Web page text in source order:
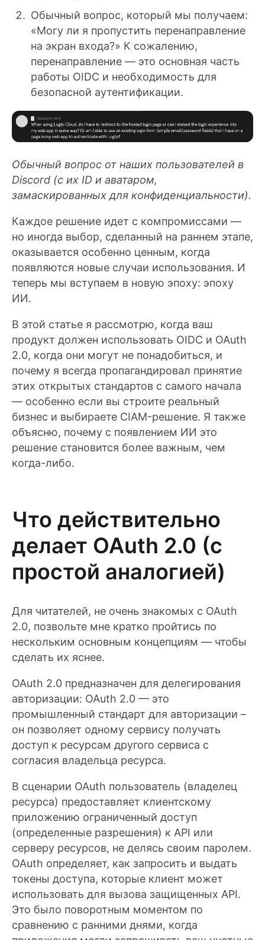
Обычный вопрос, который мы получаем:
«Могу ли я пропустить перенаправление
на экран входа?» К сожалению,
перенаправление — это основная часть
работы OIDC и необходимость для
безопасной аутентификации.
Обычный вопрос от наших пользователей в
Discord (с их ID и аватаром,
замаскированных для конфиденциальности).
Каждое решение идет с компромиссами —
но иногда выбор, сделанный на раннем этапе,
оказывается особенно ценным, когда
появляются новые случаи использования. И
теперь мы вступаем в новую эпоху: эпоху
ИИ.
В этой статье я рассмотрю, когда ваш
продукт должен использовать OIDC и OAuth
2.0, когда они могут не понадобиться, и
почему я всегда пропагандировал принятие
этих открытых стандартов с самого начала
— особенно если вы строите реальный
бизнес и выбираете CIAM-решение. Я также
объясню, почему с появлением ИИ это
решение становится более важным, чем
когда-либо.
Что действительно
делает OAuth 2.0 (с
простой аналогией)
Для читателей, не очень знакомых с OAuth
2.0, позвольте мне кратко пройтись по
нескольким основным концепциям — чтобы
сделать их яснее.
OAuth 2.0 предназначен для делегирования
авторизации: OAuth 2.0 — это
промышленный стандарт для авторизации –
он позволяет одному сервису получать
доступ к ресурсам другого сервиса с
согласия владельца ресурса.
В сценарии OAuth пользователь (владелец
ресурса) предоставляет клиентскому
приложению ограниченный доступ
(определенные разрешения) к API или
серверу ресурсов, не делясь своим паролем.
OAuth определяет, как запросить и выдать
токены доступа, которые клиент может
использовать для вызова защищенных API.
Это было поворотным моментом по
сравнению с ранними днями, когда